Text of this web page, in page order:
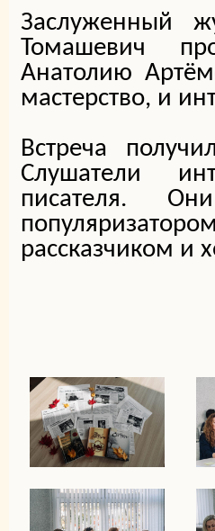
Заслуженный
Томашевич
Анатолию
мастерство, и
Встреча
Слушатели
писателя.
рассказчиком и